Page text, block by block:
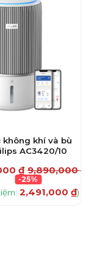
không khí và bù
AC3420/10
₫ 9,890,000₫
-25%
2,491,000₫)